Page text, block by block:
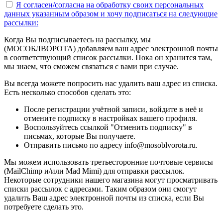
Я согласен/согласна на обработку своих персональных
данных указанным образом и хочу подписаться на следующие
рассылки:
Когда Вы подписываетесь на рассылку, мы
(МОСОБЛВОРОТА) добавляем ваш адрес электронной почты
в соответствующий список рассылки. Пока он хранится там,
мы знаем, что сможем связаться с вами при случае.
Вы всегда можете попросить нас удалить ваш адрес из списка.
Есть несколько способов сделать это:
После регистрации учётной записи, войдите в неё и
отмените подписку в настройках вашего профиля.
Воспользуйтесь ссылкой "Отменить подписку" в
письмах, которые Вы получаете.
Отправить письмо по адресу info@mosoblvorota.ru.
Мы можем использовать третьесторонние почтовые сервисы
(MailChimp и/или Mad Mimi) для отправки рассылок.
Некоторые сотрудники нашего магазина могут просматривать
списки рассылок с адресами. Таким образом они смогут
удалить Ваш адрес электронной почты из списка, если Вы
потребуете сделать это.